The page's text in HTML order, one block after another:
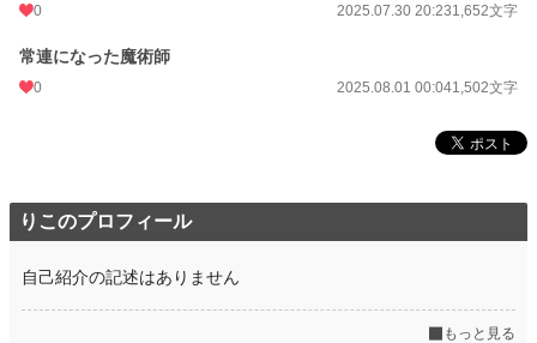
0 2025.07.30 20:231,652文字
常連になった魔術師
0 2025.08.01 00:041,502文字
りこのプロフィール
自己紹介の記述はありません
もっと見る